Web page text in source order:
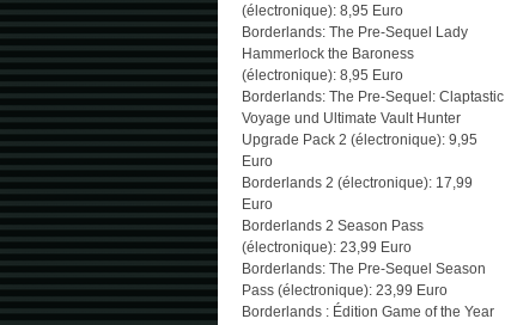
(électronique): 8,95 Euro
Borderlands: The Pre-Sequel Lady
Hammerlock the Baroness
(électronique): 8,95 Euro
Borderlands: The Pre-Sequel: Claptastic
Voyage und Ultimate Vault Hunter
Upgrade Pack 2 (électronique): 9,95
Euro
Borderlands 2 (électronique): 17,99
Euro
Borderlands 2 Season Pass
(électronique): 23,99 Euro
Borderlands: The Pre-Sequel Season
Pass (électronique): 23,99 Euro
Borderlands : Édition Game of the Year